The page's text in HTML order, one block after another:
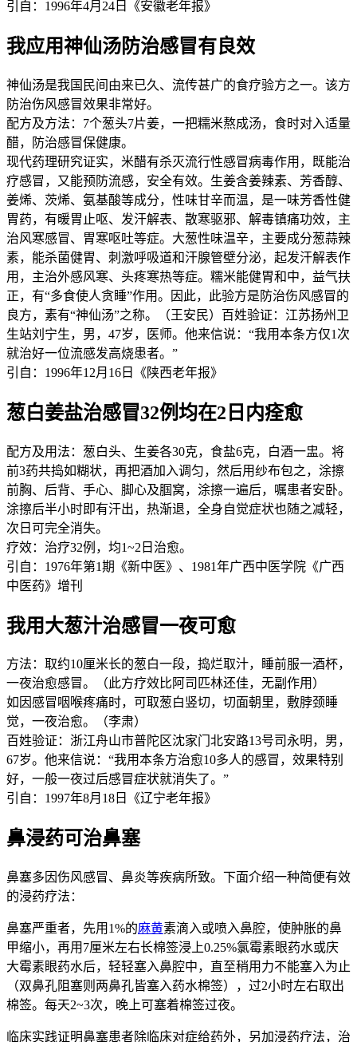
引自：1996年4月24日《安徽老年报》
我应用神仙汤防治感冒有良效
神仙汤是我国民间由来已久、流传甚广的食疗验方之一。该方
防治伤风感冒效果非常好。
配方及方法：7个葱头7片姜，一把糯米熬成汤，食时对入适量
醋，防治感冒保健康。
现代药理研究证实，米醋有杀灭流行性感冒病毒作用，既能治
疗感冒，又能预防流感，安全有效。生姜含姜辣素、芳香醇、
姜烯、茨烯、氨基酸等成分，性味甘辛而温，是一味芳香性健
胃药，有暖胃止呕、发汗解表、散寒驱邪、解毒镇痛功效，主
治风寒感冒、胃寒呕吐等症。大葱性味温辛，主要成分葱蒜辣
素，能杀菌健胃、刺激呼吸道和汗腺管壁分泌，起发汗解表作
用，主治外感风寒、头疼寒热等症。糯米能健胃和中，益气扶
正，有“多食使人贪睡”作用。因此，此验方是防治伤风感冒的
良方，素有“神仙汤”之称。（王安民）百姓验证：江苏扬州卫
生站刘宁生，男，47岁，医师。他来信说：“我用本条方仅1次
就治好一位流感发高烧患者。”
引自：1996年12月16日《陕西老年报》
葱白姜盐治感冒32例均在2日内痊愈
配方及用法：葱白头、生姜各30克，食盐6克，白酒一盅。将
前3药共捣如糊状，再把酒加入调匀，然后用纱布包之，涂擦
前胸、后背、手心、脚心及腘窝，涂擦一遍后，嘱患者安卧。
涂擦后半小时即有汗出，热渐退，全身自觉症状也随之减轻，
次日可完全消失。
疗效：治疗32例，均1~2日治愈。
引自：1976年第1期《新中医》、1981年广西中医学院《广西
中医药》增刊
我用大葱汁治感冒一夜可愈
方法：取约10厘米长的葱白一段，捣烂取汁，睡前服一酒杯，
一夜治愈感冒。（此方疗效比阿司匹林还佳，无副作用）
如因感冒咽喉疼痛时，可取葱白竖切，切面朝里，敷脖颈睡
觉，一夜治愈。（李肃）
百姓验证：浙江舟山市普陀区沈家门北安路13号司永明，男，
67岁。他来信说：“我用本条方治愈10多人的感冒，效果特别
好，一般一夜过后感冒症状就消失了。”
引自：1997年8月18日《辽宁老年报》
鼻浸药可治鼻塞
鼻塞多因伤风感冒、鼻炎等疾病所致。下面介绍一种简便有效
的浸药疗法：
鼻塞严重者，先用1%的麻黄素滴入或喷入鼻腔，使肿胀的鼻
甲缩小，再用7厘米左右长棉签浸上0.25%氯霉素眼药水或庆
大霉素眼药水后，轻轻塞入鼻腔中，直至稍用力不能塞入为止
（双鼻孔阻塞则两鼻孔皆塞入药水棉签），过2小时左右取出
棉签。每天2~3次，晚上可塞着棉签过夜。
临床实践证明鼻塞患者除临床对症给药外，另加浸药疗法，治